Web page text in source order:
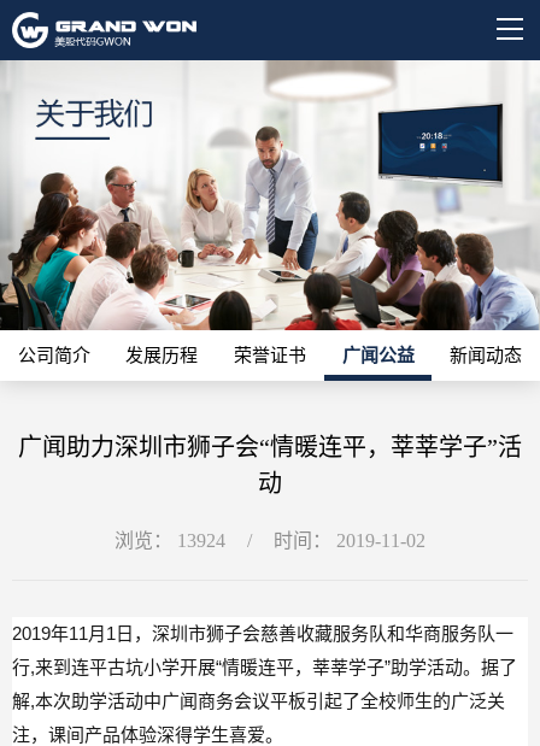
公司简介 发展历程 荣誉证书 广闻公益 新闻动态
广闻助力深圳市狮子会“情暖连平，莘莘学子”活
动
浏览： 13924 / 时间： 2019-11-02
2019年11月1日，深圳市狮子会慈善收藏服务队和华商服务队一
行,来到连平古坑小学开展“情暖连平，莘莘学子”助学活动。据了
解,本次助学活动中广闻商务会议平板引起了全校师生的广泛关
注，课间产品体验深得学生喜爱。